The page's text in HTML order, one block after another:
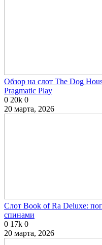
Обзор на слот The Dog
Pragmatic Play
0 20k 0
20 марта, 2026
Слот Book of Ra Deluxe:
спинами
0 17k 0
20 марта, 2026